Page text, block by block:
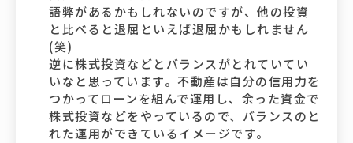
語弊があるかもしれないのですが、他の投資
と比べると退屈といえば退屈かもしれません
(笑)
逆に株式投資などとバランスがとれていてい
いなと思っています。不動産は自分の信用力を
つかってローンを組んで運用し、余った資金で
株式投資などをやっているので、バランスのと
れた運用ができているイメージです。